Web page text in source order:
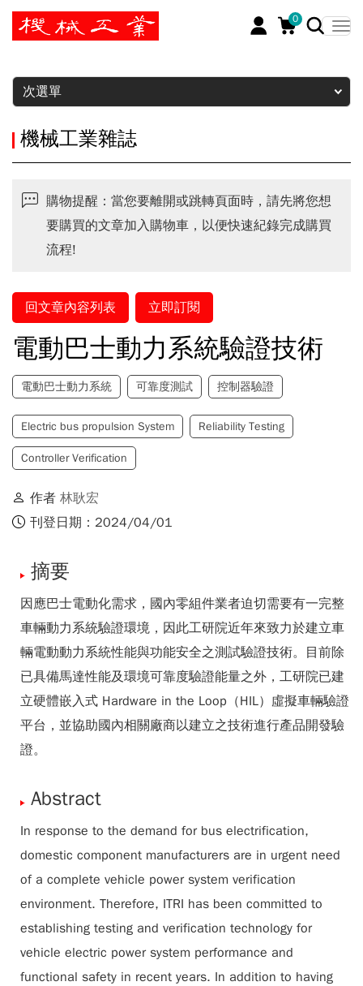
0
暫停
次選單
機械工業雜誌
購物提醒：當您要離開或跳轉頁面時，請先將您想
要購買的文章加入購物車，以便快速紀錄完成購買
流程!
回文章內容列表 立即訂閱
電動巴士動力系統驗證技術
電動巴士動力系統 可靠度測試 控制器驗證
Electric bus propulsion System Reliability Testing
Controller Verification
作者 林耿宏
刊登日期：2024/04/01
摘要
因應巴士電動化需求，國內零組件業者迫切需要有一完整
車輛動力系統驗證環境，因此工研院近年來致力於建立車
輛電動動力系統性能與功能安全之測試驗證技術。目前除
已具備馬達性能及環境可靠度驗證能量之外，工研院已建
立硬體嵌入式 Hardware in the Loop（HIL）虛擬車輛驗證
平台，並協助國內相關廠商以建立之技術進行產品開發驗
證。
Abstract
In response to the demand for bus electrification,
domestic component manufacturers are in urgent need
of a complete vehicle power system verification
environment. Therefore, ITRI has been committed to
establishing testing and verification technology for
vehicle electric power system performance and
functional safety in recent years. In addition to having